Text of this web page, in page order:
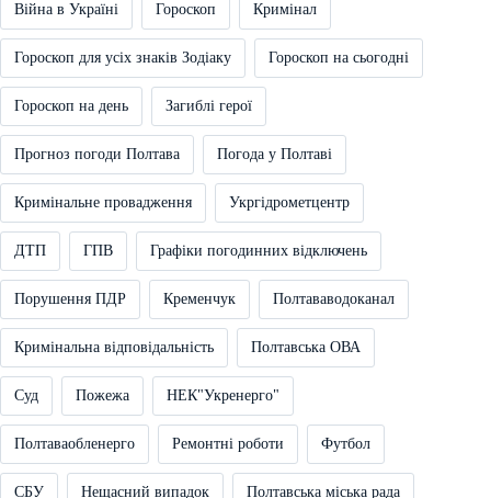
Війна в Україні Гороскоп Кримінал
Гороскоп для усіх знаків Зодіаку Гороскоп на сьогодні
Гороскоп на день Загиблі герої
Прогноз погоди Полтава Погода у Полтаві
Кримінальне провадження Укргідрометцентр
ДТП ГПВ Графіки погодинних відключень
Порушення ПДР Кременчук Полтававодоканал
Кримінальна відповідальність Полтавська ОВА
Суд Пожежа НЕК"Укренерго"
Полтаваобленерго Ремонтні роботи Футбол
СБУ Нещасний випадок Полтавська міська рада